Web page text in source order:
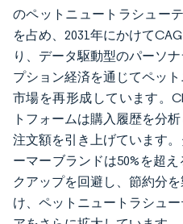
のペットニュートラシュー
を占め、2031年にかけて
り、データ駆動型のパーソ
プション経済を通じてペッ
市場を再形成しています。
トフォームは購入履歴を分
注文額を引き上げています
ーマーブランドは50%を超
クアップを回避し、節約分
け、ペットニュートラシュ